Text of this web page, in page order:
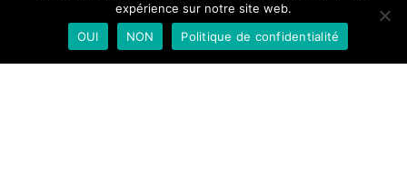
expérience sur notre site web.
OUI
NON Politique de confidentialité